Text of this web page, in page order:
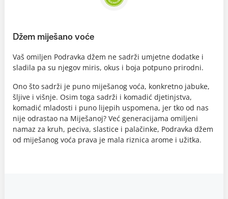
Džem miješano voće
Vaš omiljen Podravka džem ne sadrži umjetne dodatke i
sladila pa su njegov miris, okus i boja potpuno prirodni.
Ono što sadrži je puno miješanog voća, konkretno jabuke,
šljive i višnje. Osim toga sadrži i komadić djetinjstva,
komadić mladosti i puno lijepih uspomena, jer tko od nas
nije odrastao na Miješanoj? Već generacijama omiljeni
namaz za kruh, peciva, slastice i palačinke, Podravka džem
od miješanog voća prava je mala riznica arome i užitka.